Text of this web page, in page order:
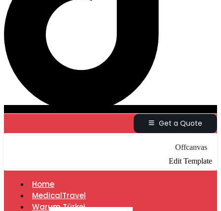
Get a Quote
Offcanvas
Edit Template
Home
MedicalTravel
Warum Türkei